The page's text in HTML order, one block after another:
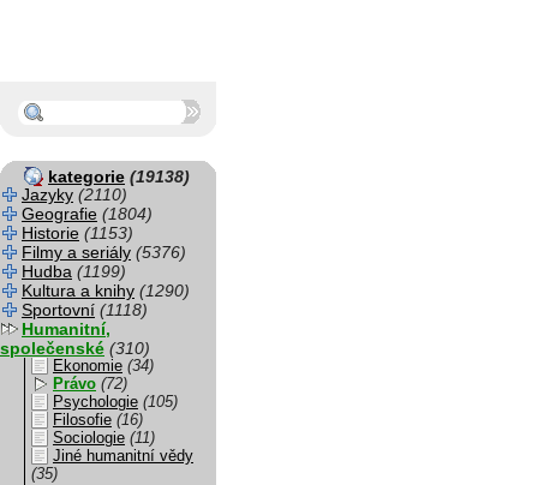
kategorie (19138)
Jazyky (2110)
Geografie (1804)
Historie (1153)
Filmy a seriály (5376)
Hudba (1199)
Kultura a knihy (1290)
Sportovní (1118)
Humanitní,
společenské (310)
Ekonomie (34)
Právo (72)
Psychologie (105)
Filosofie (16)
Sociologie (11)
Jiné humanitní vědy
(35)